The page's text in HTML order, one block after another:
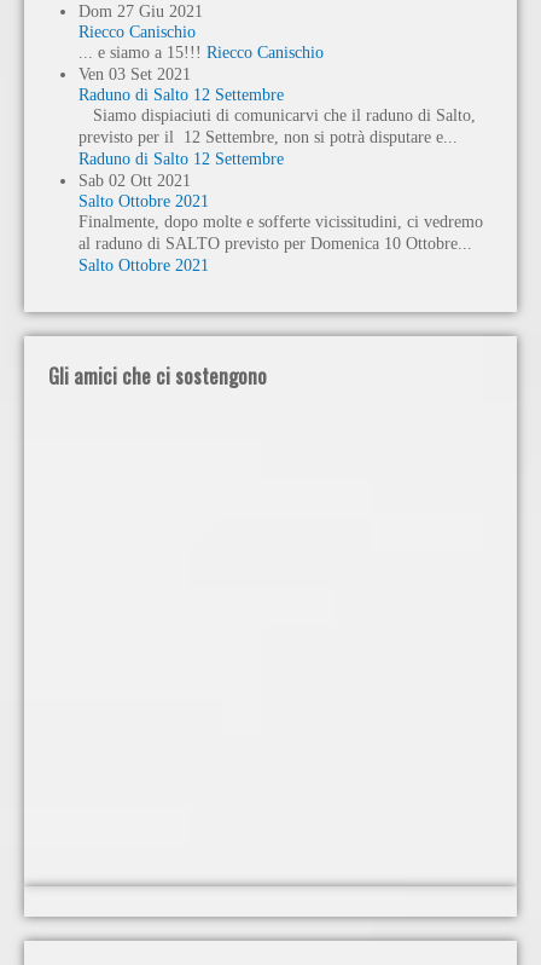
Dom 27 Giu 2021
Riecco Canischio
... e siamo a 15!!! Riecco Canischio
Ven 03 Set 2021
Raduno di Salto 12 Settembre
Siamo dispiaciuti di comunicarvi che il raduno di Salto,
previsto per il 12 Settembre, non si potrà disputare e...
Raduno di Salto 12 Settembre
Sab 02 Ott 2021
Salto Ottobre 2021
Finalmente, dopo molte e sofferte vicissitudini, ci vedremo
al raduno di SALTO previsto per Domenica 10 Ottobre...
Salto Ottobre 2021
Gli amici che ci sostengono